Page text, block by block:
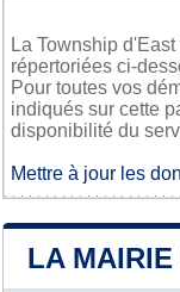
La Township
répertoriées ci-
Pour toutes vos
indiqués sur cette
disponibilité du
Mettre à jour les
LA